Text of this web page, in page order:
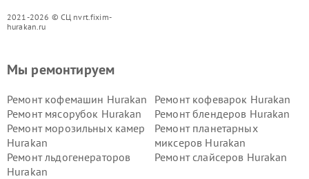
2021-2026 © СЦ nvrt.fixim-
hurakan.ru
Мы ремонтируем
Ремонт кофемашин Hurakan
Ремонт кофеварок Hurakan
Ремонт мясорубок Hurakan
Ремонт блендеров Hurakan
Ремонт морозильных камер
Hurakan
Ремонт планетарных
миксеров Hurakan
Ремонт льдогенераторов
Hurakan
Ремонт слайсеров Hurakan